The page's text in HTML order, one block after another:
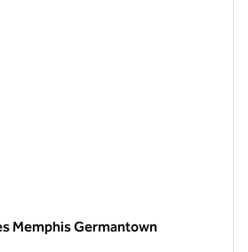
Memphis Germantown